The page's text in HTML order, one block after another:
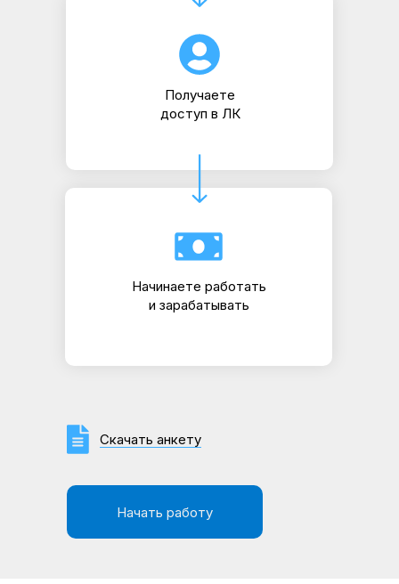
Получаете
доступ в ЛК
Начинаете работать
и зарабатывать
Начать работу
Скачать анкету